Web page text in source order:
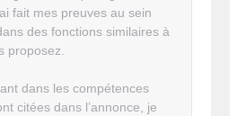
fait mes preuves au sein
des fonctions similaires à
proposez.
dans les compétences
citées dans l’annonce, je